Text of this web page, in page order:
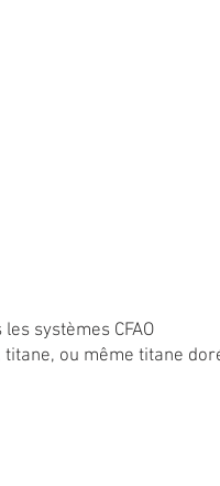
systèmes CFAO
ou même titane